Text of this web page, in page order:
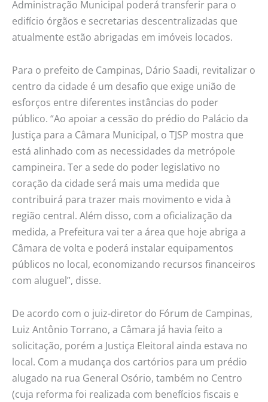
Administração Municipal poderá transferir para o
edifício órgãos e secretarias descentralizadas que
atualmente estão abrigadas em imóveis locados.
Para o prefeito de Campinas, Dário Saadi, revitalizar o
centro da cidade é um desafio que exige união de
esforços entre diferentes instâncias do poder
público. “Ao apoiar a cessão do prédio do Palácio da
Justiça para a Câmara Municipal, o TJSP mostra que
está alinhado com as necessidades da metrópole
campineira. Ter a sede do poder legislativo no
coração da cidade será mais uma medida que
contribuirá para trazer mais movimento e vida à
região central. Além disso, com a oficialização da
medida, a Prefeitura vai ter a área que hoje abriga a
Câmara de volta e poderá instalar equipamentos
públicos no local, economizando recursos financeiros
com aluguel”, disse.
De acordo com o juiz-diretor do Fórum de Campinas,
Luiz Antônio Torrano, a Câmara já havia feito a
solicitação, porém a Justiça Eleitoral ainda estava no
local. Com a mudança dos cartórios para um prédio
alugado na rua General Osório, também no Centro
(cuja reforma foi realizada com benefícios fiscais e